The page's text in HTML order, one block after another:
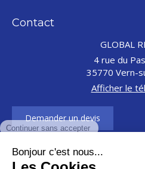
Contact
GLOBAL
4 rue du
35770 Vern-
Afficher le
Demander un devis
© GLOBAL RENOV